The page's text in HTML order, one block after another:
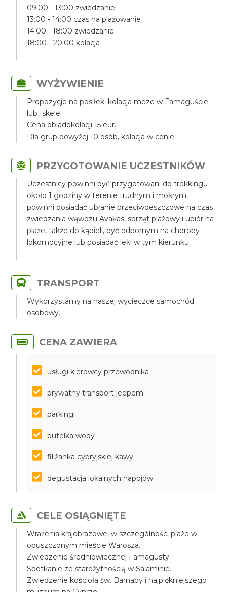
09:00 - 13:00 zwiedzanie
13:00 - 14:00 czas na plażowanie
14:00 - 18:00 zwiedzanie
18:00 - 20:00 kolacja
WYŻYWIENIE
Propozycje na posiłek: kolacja meze w Famaguście
lub Iskele.
Cena obiadokolacji 15 eur.
Dla grup powyżej 10 osób, kolacja w cenie.
PRZYGOTOWANIE UCZESTNIKÓW
Uczestnicy powinni być przygotowani do trekkingu
około 1 godziny w terenie trudnym i mokrym,
powinni posiadać ubranie przeciwdeszczowe na czas
zwiedzania wąwozu Avakas, sprzęt plażowy i ubiór na
plaże, także do kąpieli, być odpornym na choroby
lokomocyjne lub posiadać leki w tym kierunku
TRANSPORT
Wykorzystamy na naszej wycieczce samochód
osobowy.
CENA ZAWIERA
usługi kierowcy przewodnika
prywatny transport jeepem
parkingi
butelka wody
filiżanka cypryjskiej kawy
degustacja lokalnych napojów
CELE OSIĄGNIĘTE
Wrażenia krajobrazowe, w szczególności plaże w
opuszczonym mieście Warosza.
Zwiedzenie średniowiecznej Famagusty.
Spotkanie ze starożytnością w Salaminie.
Zwiedzenie kościoła św. Barnaby i najpiękniejszego